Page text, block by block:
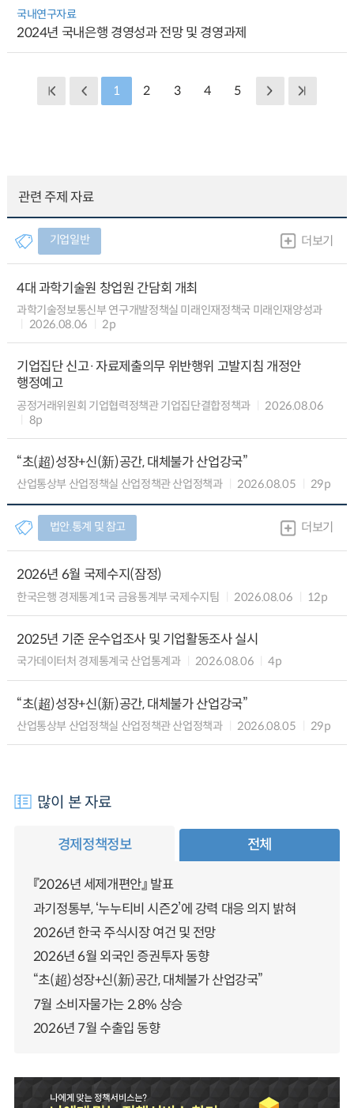
국내연구자료
2024년 국내은행 경영성과 전망 및 경영과제
1 2 3 4 5
관련 주제 자료
기업일반 더보기
4대 과학기술원 창업원 간담회 개최
과학기술정보통신부 연구개발정책실 미래인재정책국 미래인재양성과
2026.08.06
2p
기업집단 신고·자료제출의무 위반행위 고발지침 개정안
행정예고
공정거래위원회 기업협력정책관 기업집단결합정책과
2026.08.06
8p
“초(超)성장+신(新)공간, 대체불가 산업강국”
산업통상부 산업정책실 산업정책관 산업정책과 2026.08.05 29p
법안.통계 및 참고 더보기
2026년 6월 국제수지(잠정)
한국은행 경제통계1국 금융통계부 국제수지팀 2026.08.06 12p
2025년 기준 운수업조사 및 기업활동조사 실시
국가데이터처 경제통계국 산업통계과 2026.08.06 4p
“초(超)성장+신(新)공간, 대체불가 산업강국”
산업통상부 산업정책실 산업정책관 산업정책과 2026.08.05 29p
많이 본 자료
경제정책정보 전체
『2026년 세제개편안』 발표
과기정통부, ‘누누티비 시즌2’에 강력 대응 의지 밝혀
2026년 한국 주식시장 여건 및 전망
2026년 6월 외국인 증권투자 동향
“초(超)성장+신(新)공간, 대체불가 산업강국”
7월 소비자물가는 2.8% 상승
2026년 7월 수출입 동향